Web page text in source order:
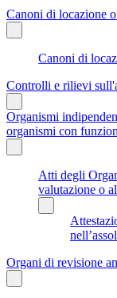
Canoni di locazione
Canoni di
Controlli e rilievi
Organismi
organismi con
Atti degli
valutazione o
Organi di revisione